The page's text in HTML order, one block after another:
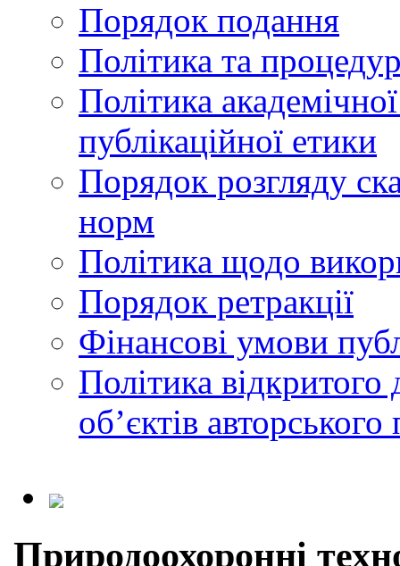
Порядок подання
Політика та
Політика
публікаційної етики
Порядок розгляду
норм
Політика щодо
Порядок ретракції
Фінансові умови
Політика
обʼєктів авторського
Природоохоронні